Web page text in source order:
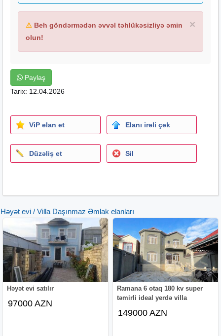
Qiymət : 120.000 azn
×
⚠ Beh göndərmədən əvvəl təhlükəsizliyə əmin
olun!
Paylaş
Tarix: 12.04.2026
ViP elan et Elanı irəli çək
Düzəliş et Sil
Həyət evi / Villa Daşınmaz Əmlak elanları
Həyət evi satılır
97000 AZN
Ramana 6 otaq 180 kv super
təmirli ideal yerdə villa
149000 AZN